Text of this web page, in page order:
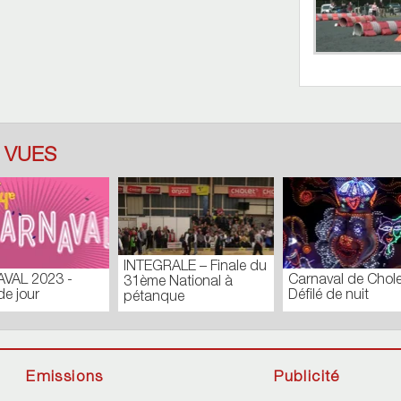
27
TOUR DES
COMMUNES_N171
CONSEIL MUNICIPAL
EXTRAORDINAIRE –
FÉVRIER 2019
Emissions Publicité